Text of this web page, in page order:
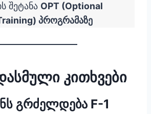
შეტანა OPT (Optional
პროგრამაზე
კითხვები
გრძელდება F-1